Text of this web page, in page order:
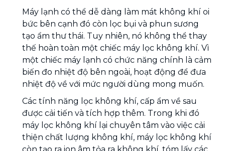
Máy lạnh có thể dễ dàng làm mát không khí oi
bức bên cạnh đó còn lọc bụi và phun sương
tạo ẩm thư thái. Tuy nhiên, nó không thể thay
thế hoàn toàn một chiếc máy lọc không khí. Vì
một chiếc máy lạnh có chức năng chính là cảm
biến đo nhiệt độ bên ngoài, hoạt động để đưa
nhiệt độ về với mức người dùng mong muốn.
Các tính năng lọc không khí, cấp ẩm về sau
được cải tiến và tích hợp thêm. Trong khi đó
máy lọc không khí lại chuyên tâm vào việc cải
thiện chất lượng không khí, máy lọc không khí